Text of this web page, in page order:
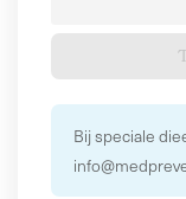
Bij speciale